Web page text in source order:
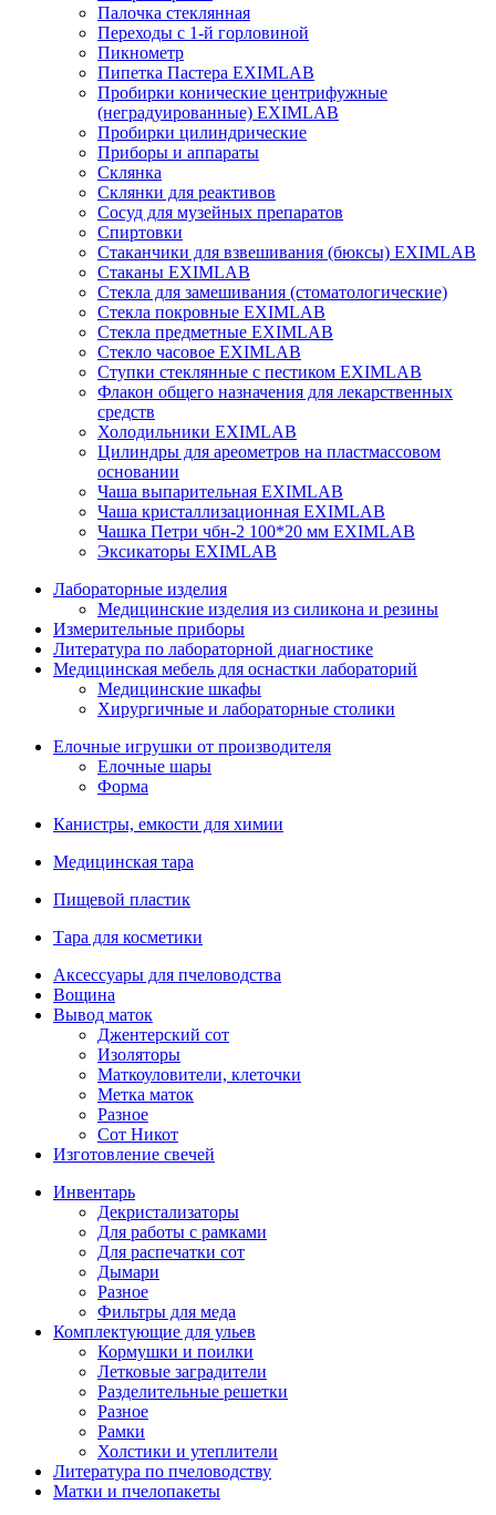
Палочка стеклянная
Переходы с 1-й горловиной
Пикнометр
Пипетка Пастера EXIMLAB
Пробирки конические центрифужные
(неградуированные) EXIMLAB
Пробирки цилиндрические
Приборы и аппараты
Склянка
Склянки для реактивов
Сосуд для музейных препаратов
Спиртовки
Стаканчики для взвешивания (бюксы) EXIMLAB
Стаканы EXIMLAB
Стекла для замешивания (стоматологические)
Стекла покровные EXIMLAB
Стекла предметные EXIMLAB
Стекло часовое EXIMLAB
Ступки стеклянные с пестиком EXIMLAB
Флакон общего назначения для лекарственных
средств
Холодильники EXIMLAB
Цилиндры для ареометров на пластмассовом
основании
Чаша выпарительная EXIMLAB
Чаша кристаллизационная EXIMLAB
Чашка Петри чбн-2 100*20 мм EXIMLAB
Эксикаторы EXIMLAB
Лабораторные изделия
Медицинские изделия из силикона и резины
Измерительные приборы
Литература по лабораторной диагностике
Медицинская мебель для оснастки лабораторий
Медицинские шкафы
Хирургичные и лабораторные столики
Елочные игрушки от производителя
Елочные шары
Форма
Канистры, емкости для химии
Медицинская тара
Пищевой пластик
Тара для косметики
Аксессуары для пчеловодства
Вощина
Вывод маток
Джентерский сот
Изоляторы
Маткоуловители, клеточки
Метка маток
Разное
Сот Никот
Изготовление свечей
Инвентарь
Декристализаторы
Для работы с рамками
Для распечатки сот
Дымари
Разное
Фильтры для меда
Комплектующие для ульев
Кормушки и поилки
Летковые заградители
Разделительные решетки
Разное
Рамки
Холстики и утеплители
Литература по пчеловодству
Матки и пчелопакеты